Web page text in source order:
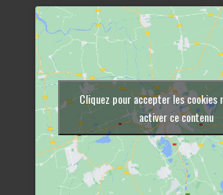
Cliquez pour accepter les cookies
activer ce contenu